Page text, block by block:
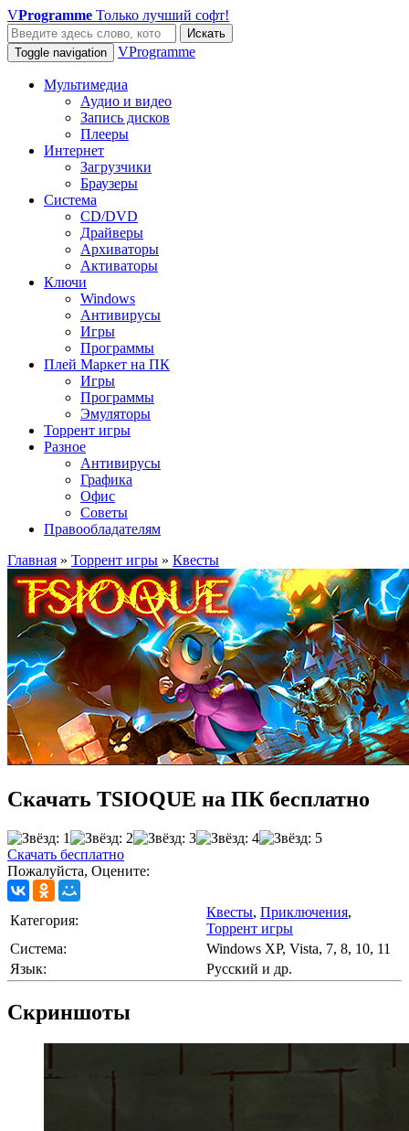
VProgramme Только лучший софт!
Искать
Toggle navigation
VProgramme
Мультимедиа
Аудио и видео
Запись дисков
Плееры
Интернет
Загрузчики
Браузеры
Система
CD/DVD
Драйверы
Архиваторы
Активаторы
Ключи
Windows
Антивирусы
Игры
Программы
Плей Маркет на ПК
Игры
Программы
Эмуляторы
Торрент игры
Разное
Антивирусы
Графика
Офис
Советы
Правообладателям
Главная » Торрент игры » Квесты
Скачать TSIOQUE на ПК бесплатно
Скачать бесплатно
Пожалуйста, Оцените:
Категория:
Квесты, Приключения,
Торрент игры
Cистема:
Windows XP, Vista, 7, 8, 10, 11
Язык:
Русский и др.
Скриншоты